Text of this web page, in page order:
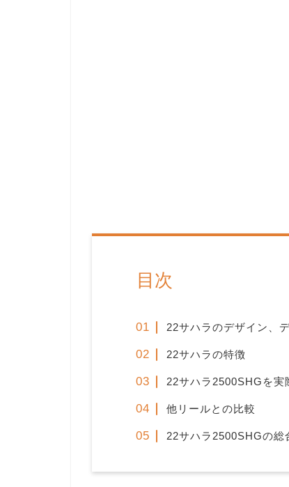
目次
22サハラのデザイン、
22サハラの特徴
22サハラ2500SHGを実
他リールとの比較
22サハラ2500SHGの総